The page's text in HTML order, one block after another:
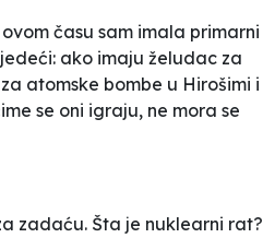
času sam imala primarni
ako imaju želudac za
atomske bombe u Hirošimi i
se oni igraju, ne mora se
zadaću. Šta je nuklearni rat?